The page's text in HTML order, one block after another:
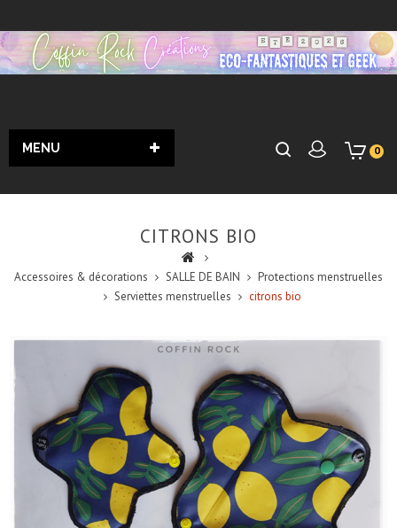
0
MENU
CITRONS BIO
Accessoires & décorations SALLE DE BAIN
Protections menstruelles
Serviettes menstruelles
citrons bio